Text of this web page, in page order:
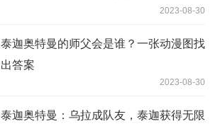
2023-08-30
泰迦奥特曼的师父会是谁？一张动漫图找
出答案
2023-08-30
泰迦奥特曼：乌拉成队友，泰迦获得无限